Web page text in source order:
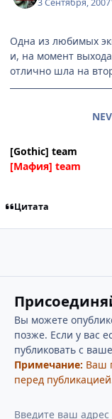
3 Сентября, 2007
Одна из любимых
и, на момент
отлично шла на
[Gothic] team
[Мафия] team
Цитата
Вы можете
позже. Если у вас
публиковать с
Примечание: Ваш
перед